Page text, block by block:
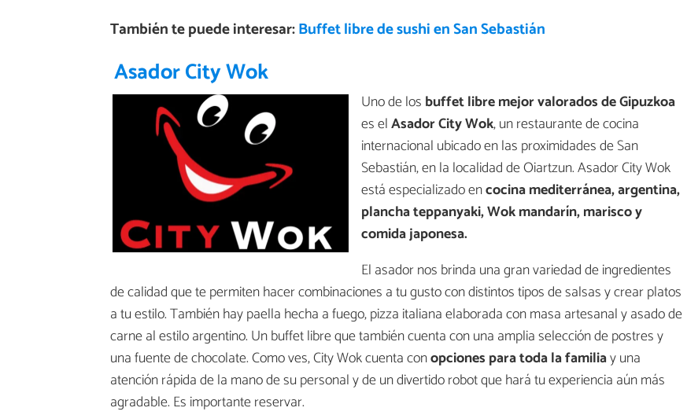
También te puede interesar:Buffet libre de sushi en San Sebastián
Asador City Wok
Uno de los buffet libre mejor valorados de Gipuzkoa
es elAsador City Wok, un restaurante de cocina
internacional ubicado en las proximidades de San
Sebastián, en la localidad de Oiartzun. Asador City Wok
está especializado encocina mediterránea, argentina,
plancha teppanyaki, Wok mandarín, marisco y
comida japonesa.
El asador nos brinda una gran variedad de ingredientes
de calidad que te permiten hacer combinaciones a tu gusto con distintos tipos de salsas y crear platos
a tu estilo. También hay paella hecha a fuego, pizza italiana elaborada con masa artesanal y asado de
carne al estilo argentino. Un buffet libre que también cuenta con una amplia selección de postres y
una fuente de chocolate. Como ves, City Wok cuenta conopciones para toda la familiay una
atención rápida de la mano de su personal y de un divertido robot que hará tu experiencia aún más
agradable. Es importante reservar.